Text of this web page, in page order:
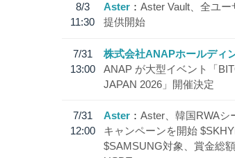
8/3
11:30
Aster
Aster Vault、全ユー
提供開始
7/31
13:00
株式会社ANAPホールディ
ANAP が大型イベント「
JAPAN 2026」開催決定
7/31
12:00
Aster
Aster、韓国RWAシ
キャンペーンを開始
$SAMSUNG対象、賞金総